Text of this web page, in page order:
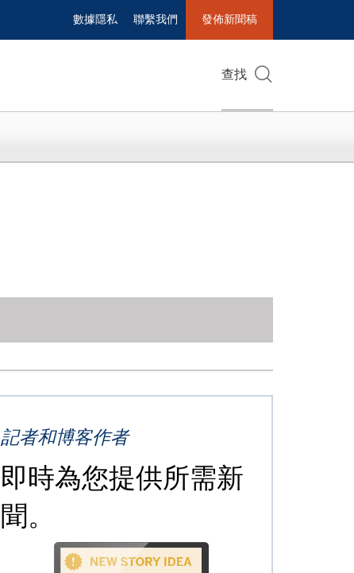
數據隱私 聯繫我們 發佈新聞稿
查找
記者和博客作者
即時為您提供所需新
聞。